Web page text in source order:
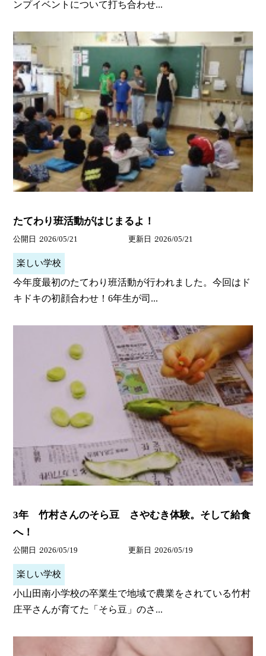
ンプイベントについて打ち合わせ...
たてわり班活動がはじまるよ！
公開日 2026/05/21 更新日 2026/05/21
楽しい学校
今年度最初のたてわり班活動が行われました。今回はド
キドキの初顔合わせ！6年生が司...
3年 竹村さんのそら豆 さやむき体験。そして給食
へ！
公開日 2026/05/19 更新日 2026/05/19
楽しい学校
小山田南小学校の卒業生で地域で農業をされている竹村
庄平さんが育てた「そら豆」のさ...